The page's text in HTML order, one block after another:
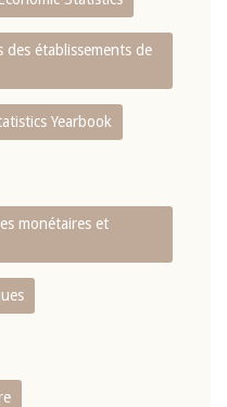
des établissements de
Yearbook
monétaires et